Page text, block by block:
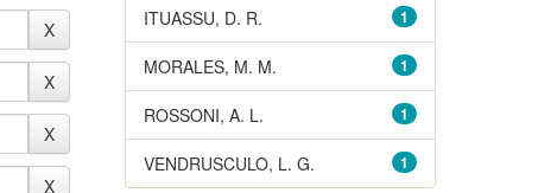
1
ITUASSU, D. R.
1
MORALES, M. M.
1
ROSSONI, A. L.
1
VENDRUSCULO, L. G.